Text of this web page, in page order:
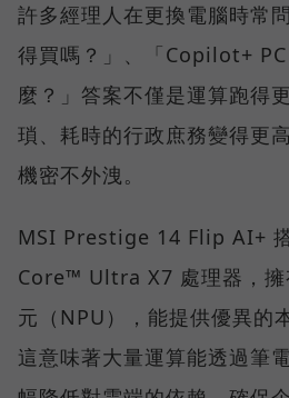
許多經理人在更換電腦時常
得買嗎？」、「Copilot+
麼？」答案不僅是運算跑得
瑣、耗時的行政庶務變得更
機密不外洩。
MSI Prestige 14 Flip AI+
Core™ Ultra X7 處理器，擁
元（NPU），能提供優異的
這意味著大量運算能透過筆